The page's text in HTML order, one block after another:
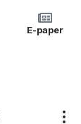
E-paper